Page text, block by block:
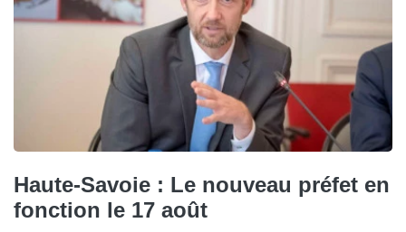
Haute-Savoie : Le nouveau préfet en
fonction le 17 août